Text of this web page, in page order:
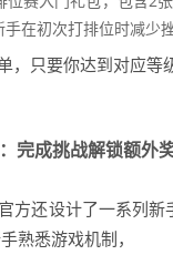
在初次打排位时减少
，只要你达到对应等
完成挑战解锁额外
方还设计了一系列
熟悉游戏机制，